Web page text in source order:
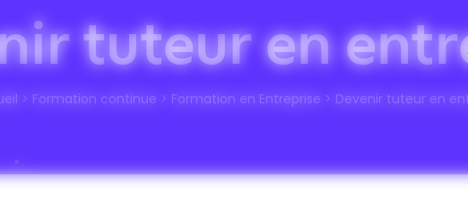
tuteur en
> Formation continue > Formation en Entreprise > Devenir tuteur en